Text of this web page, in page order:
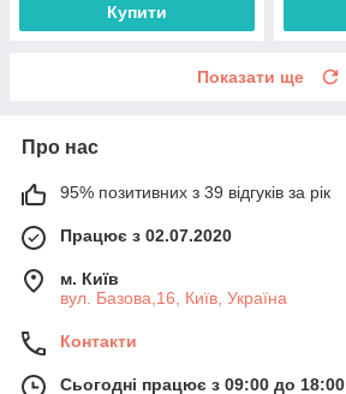
Купити
Показати ще
Про нас
95% позитивних з 39 відгуків за рік
Працює з 02.07.2020
м. Київ
вул. Базова,16, Київ, Україна
Контакти
Сьогодні працює з 09:00 до 18:00